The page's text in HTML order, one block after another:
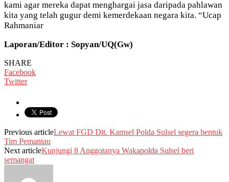
kami agar mereka dapat menghargai jasa daripada pahlawan
kita yang telah gugur demi kemerdekaan negara kita. “Ucap
Rahmaniar
Laporan/Editor : Sopyan/UQ(Gw)
SHARE
Facebook
Twitter
Previous articleLewat FGD Dit. Kamsel Polda Sulsel segera bentuk
Tim Pemantau
Next articleKunjungi 8 Anggotanya Wakapolda Sulsel beri
semangat